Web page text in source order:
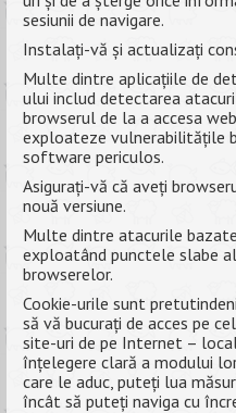
sesiunii de navigare.
Instalați-vă și actualizați
Multe dintre aplicațiile de
ului includ detectarea
browserul de la a accesa
exploateze vulnerabilitățile
software periculos.
Asigurați-vă că aveți
nouă versiune.
Multe dintre atacurile
exploatând punctele slabe
browserelor.
Cookie-urile sunt
să vă bucurați de acces pe
site-uri de pe Internet –
înțelegere clară a modului
care le aduc, puteți lua
încât să puteți naviga cu